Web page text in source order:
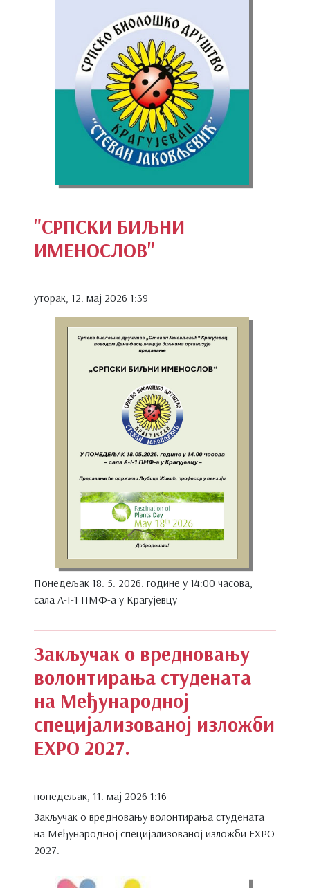
"СРПСКИ БИЉНИ
ИМЕНОСЛОВ"
уторак, 12. мај 2026 1:39
Понедељак 18. 5. 2026. године у 14:00 часова,
сала A-I-1 ПМФ-а у Крагујевцу
Закључак о вредновању
волонтирања студената
на Међународној
специјализованој изложби
EXPO 2027.
понедељак, 11. мај 2026 1:16
Закључак о вредновању волонтирања студената
на Међународној специјализованој изложби EXPO
2027.